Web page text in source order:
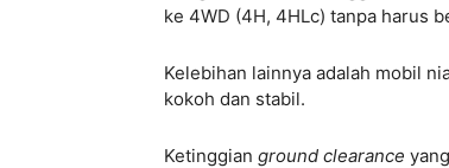
ke 4WD (4H, 4HLc) tanpa harus
Kelebihan lainnya adalah mobil
kokoh dan stabil.
Ketinggian ground clearance